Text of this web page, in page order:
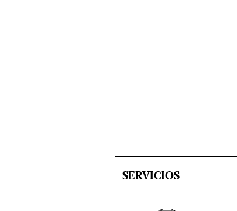
SERVICIOS